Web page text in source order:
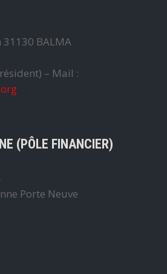
BALMA
– Mail :
(PÔLE FINANCIER)
Porte Neuve